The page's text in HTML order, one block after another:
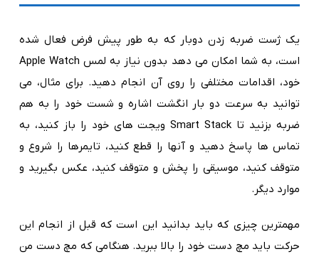
یک ژست ضربه زدن دوبار که به طور پیش فرض فعال شده
است، به شما امکان می دهد بدون نیاز به لمس Apple Watch
خود، اقدامات مختلفی را روی آن انجام دهید. برای مثال، می
توانید به سرعت دو بار انگشت اشاره و شست خود را به هم
ضربه بزنید تا Smart Stack ویجت های خود را باز کنید، به
تماس ها پاسخ دهید و آنها را قطع کنید، تایمرها را شروع و
متوقف کنید، موسیقی را پخش و متوقف کنید، عکس بگیرید و
موارد دیگر.
مهمترین چیزی که باید بدانید این است که قبل از انجام این
حرکت باید مچ دست خود را بالا ببرید. هنگامی که مچ دست من